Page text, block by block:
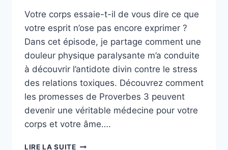
Votre corps essaie-t-il de vous dire ce que
votre esprit n’ose pas encore exprimer ?
Dans cet épisode, je partage comment une
douleur physique paralysante m’a conduite
à découvrir l’antidote divin contre le stress
des relations toxiques. Découvrez comment
les promesses de Proverbes 3 peuvent
devenir une véritable médecine pour votre
corps et votre âme….
LIRE LA SUITEÉPISODE